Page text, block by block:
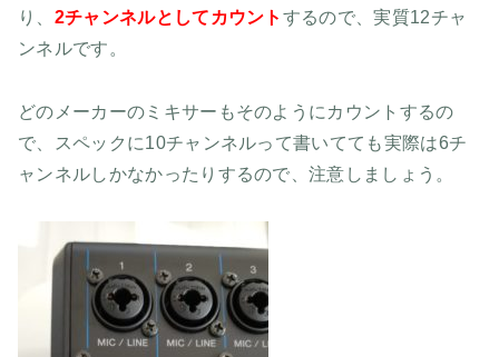
り、 2チャンネルとしてカウント するので、実質12チャ
ンネルです。
どのメーカーのミキサーもそのようにカウントするの
で、スペックに10チャンネルって書いてても実際は6チ
ャンネルしかなかったりするので、注意しましょう。